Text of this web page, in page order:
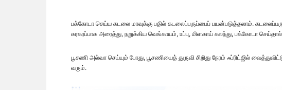
பக்கோடா செய்ய கடலை மாவுக்கு பதில் கடலைப்பருப்பைப் பயன்படுத்தலாம்.
கரகரப்பாக அரைத்து, நறுக்கிய வெங்காயம், உப்பு, மிளகாய் கலந்து, பக்கோடா
பூசணி அல்வா செய்யும் போது, பூசணியைத் துருவி சிறிது நேரம் ஃப்ரிட்ஜில்
வரும்.